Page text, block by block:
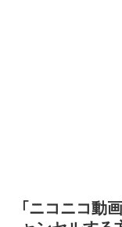
「ニコニコ動